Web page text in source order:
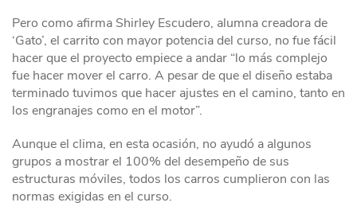
Pero como afirma Shirley Escudero, alumna creadora de
‘Gato’, el carrito con mayor potencia del curso, no fue fácil
hacer que el proyecto empiece a andar “lo más complejo
fue hacer mover el carro. A pesar de que el diseño estaba
terminado tuvimos que hacer ajustes en el camino, tanto en
los engranajes como en el motor”.
Aunque el clima, en esta ocasión, no ayudó a algunos
grupos a mostrar el 100% del desempeño de sus
estructuras móviles, todos los carros cumplieron con las
normas exigidas en el curso.